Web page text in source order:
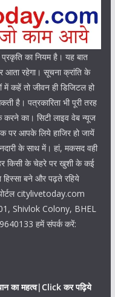
का नियम है। यह बात
रहेगा। सूचना क्रांति के
कहें तो जीवन ही डिजिटल हो
है। पत्रकारिता भी पूरी तरह
का। सिटी लाइव वेब न्यूज
पर आपके लिये हाजिर हो जायें
के साथ में। हां, मकसद वही
किसी के चेहरे पर खुशी के कई
बने और पढ़ते रहिये
citylivetoday.com
Shivlok Colony, BHEL
हमें संपर्क करें:
का महत्व|Click कर पढ़िये